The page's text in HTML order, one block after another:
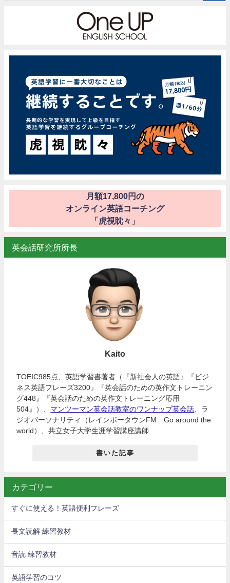
月額17,800円の
オンライン英語コーチング
「虎視眈々」
英会話研究所所長
Kaito
TOEIC985点、英語学習書著者（『新社会人の英語』『ビジ
ネス英語フレーズ3200』『英会話のための英作文トレーニン
グ448』『英会話のための英作文トレーニング応用
504』）、 マンツーマン英会話教室のワンナップ英会話 、ラ
ジオパーソナリティ（レインボータウンFM Go around the
world）、共立女子大学生涯学習講座講師
書いた記事
カテゴリー
すぐに使える！英語便利フレーズ
長文読解 練習教材
音読 練習教材
英語学習のコツ